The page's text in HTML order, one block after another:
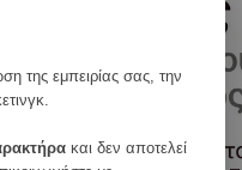
της εμπειρίας σας, την
και δεν αποτελεί